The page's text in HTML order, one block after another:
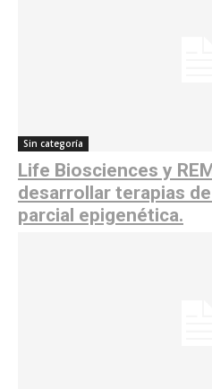
Sin categoría
Life Biosciences y
desarrollar terapias
parcial epigenética.